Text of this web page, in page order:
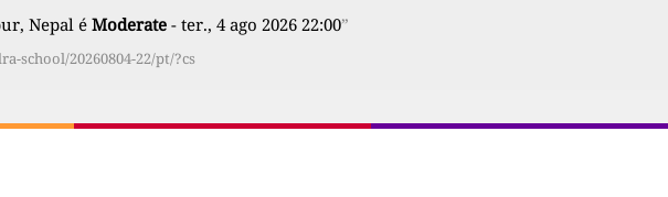
Nepal éModerate- ter., 4 ago 2026 22:00”
school/20260804-22/pt/?cs